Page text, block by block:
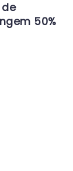
de
50%